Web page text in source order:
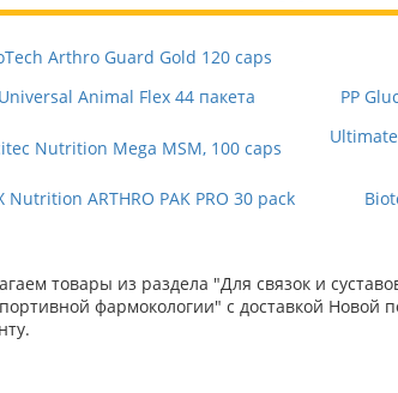
Arthro Guard Gold 120 caps
Universal Animal Flex 44 пакета
PP
Nutrition Mega MSM, 100 caps
Nutrition ARTHRO PAK PRO 30 pack
товары из раздела "Для связок и
фармокологии" с доставкой Новой